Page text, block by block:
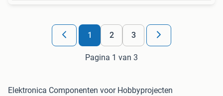
1 2 3
Pagina 1 van 3
Elektronica Componenten voor Hobbyprojecten